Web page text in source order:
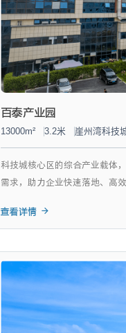
百泰产业园
13000m² 3.2米 崖州湾科技
科技城核心区的综合产业载体
需求，助力企业快速落地、高效
查看详情